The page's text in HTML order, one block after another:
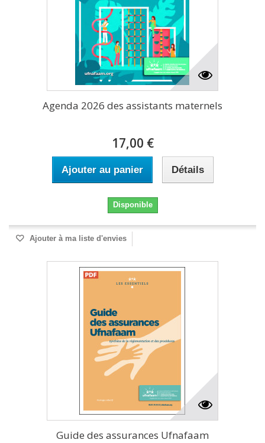
Agenda 2026 des assistants maternels
17,00 €
Ajouter au panier Détails
Disponible
Ajouter à ma liste d'envies
Guide des assurances Ufnafaam